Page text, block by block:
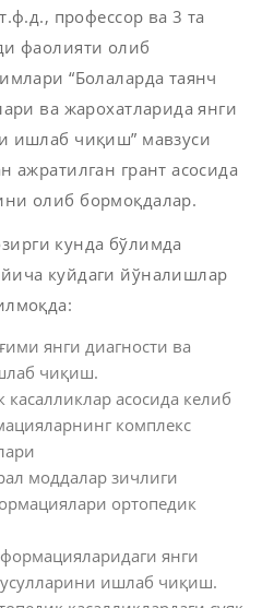
профессор ва 3 та
фаолияти олиб
“Болаларда таянч
ва жарохатларида янги
ишлаб чиқиш” мавзуси
ажратилган грант асосида
олиб бормоқдалар.
кунда бўлимда
куйдаги йўналишлар
янги диагности ва
чиқиш.
касалликлар асосида келиб
комплекс
моддалар зичлиги
ортопедик
янги
ишлаб чиқиш.